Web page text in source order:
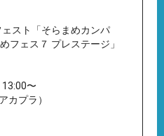
スト「そらまめカンパ
フェス７ プレステージ」
〜
カプラ）